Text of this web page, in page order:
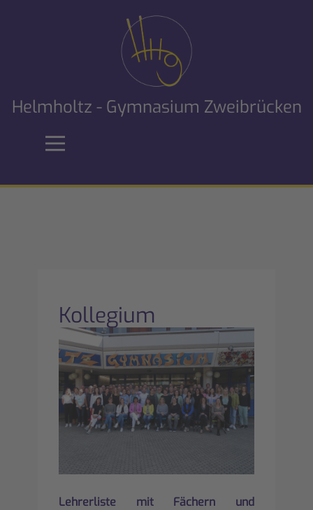
Helmholtz - Gymnasium Zweibrücken
Kollegium
Lehrerliste mit Fächern und